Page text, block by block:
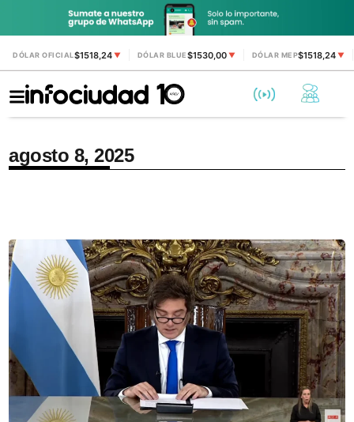
DÓLAR OFICIAL$1518,24 ▼ DÓLAR BLUE$1530,00 ▼ DÓLAR MEP$1518,24▼
agosto 8, 2025